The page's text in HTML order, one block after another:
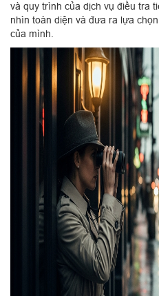
và quy trình của dịch vụ điều tra
nhìn toàn diện và đưa ra lựa
của mình.